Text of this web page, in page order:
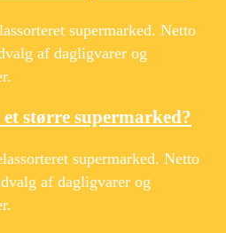
supermarked. Netto
af dagligvarer og
større supermarked?
supermarked. Netto
af dagligvarer og